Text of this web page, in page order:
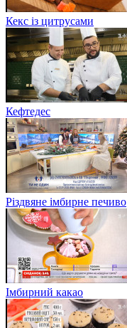
Кекс із цитрусами
Кефтедес
Різдвяне імбирне печиво
Імбирний какао